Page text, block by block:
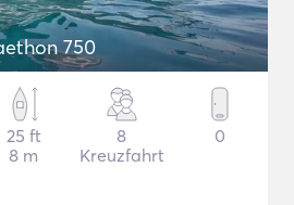
750
25 ft
8 m
8
Kreuzfahrt
0